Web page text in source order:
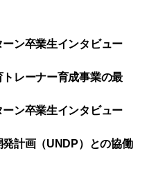
ーン卒業生インタビュー
トレーナー育成事業の最
ーン卒業生インタビュー
発計画（UNDP）との協働